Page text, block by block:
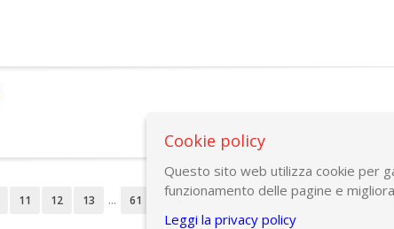
11 12 13 ... 61 >
Cookie policy
Questo sito web utilizza cookie per
funzionamento delle pagine e
Leggi la privacy policy